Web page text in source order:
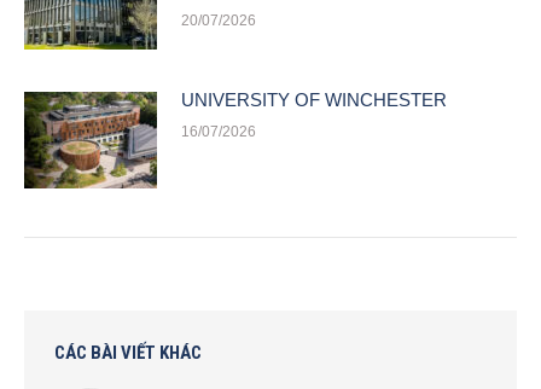
20/07/2026
UNIVERSITY OF WINCHESTER
16/07/2026
CÁC BÀI VIẾT KHÁC